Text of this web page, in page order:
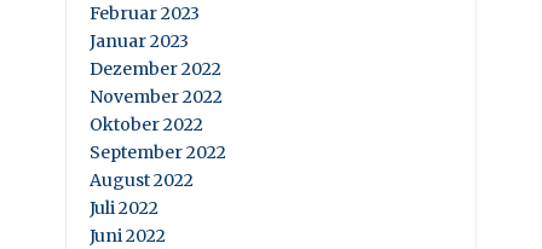
Februar 2023
Januar 2023
Dezember 2022
November 2022
Oktober 2022
September 2022
August 2022
Juli 2022
Juni 2022